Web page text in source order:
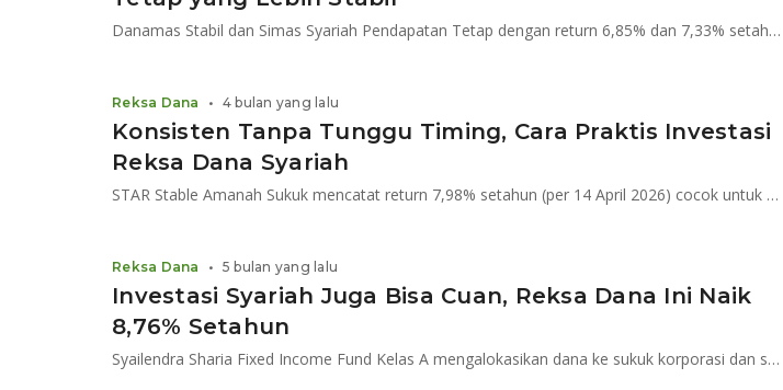
Danamas Stabil dan Simas Syariah Pendapatan Tetap dengan return 6,85% dan 7,33% setahun (per 22 April 2026) yang dikelola oleh Sinarmas AM bisa menjadi pilihan investor moderat
Konsisten Tanpa Tunggu Timing, Cara Praktis Investasi
Reksa Dana Syariah
STAR Stable Amanah Sukuk mencatat return 7,98% setahun (per 14 April 2026) cocok untuk profil risiko moderat dengan horison investasi jangka menengah
Reksa Dana • 4 bulan yang lalu
Investasi Syariah Juga Bisa Cuan, Reksa Dana Ini Naik
8,76% Setahun
Syailendra Sharia Fixed Income Fund Kelas A mengalokasikan dana ke sukuk korporasi dan sukuk negara yang fluktuasinya rendah untuk menjaga nilai portofolio.
Reksa Dana • 5 bulan yang lalu